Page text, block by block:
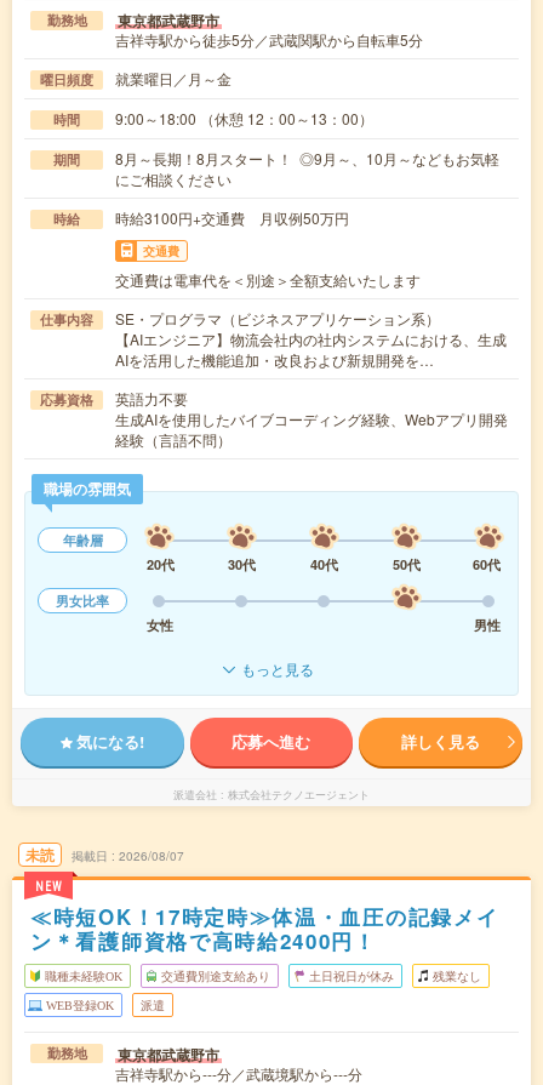
勤務地 東京都武蔵野市
吉祥寺駅から徒歩5分／武蔵関駅から自転車5分
曜日頻度 就業曜日／月～金
時間 9:00～18:00 （休憩 12：00～13：00）
期間
8月～長期！8月スタート！ ◎9月～、10月～などもお気軽
にご相談ください
時給 時給3100円+交通費 月収例50万円
交通費
交通費は電車代を＜別途＞全額支給いたします
仕事内容
SE・プログラマ（ビジネスアプリケーション系）
【AIエンジニア】物流会社内の社内システムにおける、生成
AIを活用した機能追加・改良および新規開発を…
応募資格
英語力不要
生成AIを使用したバイブコーディング経験、Webアプリ開発
経験（言語不問）
職場の雰囲気
年齢層
20代
30代 40代 50代
60代
男女比率
女性
男性
もっと見る
気になる! 応募へ進む 詳しく見る
派遣会社 株式会社テクノエージェント
未読
NEW
掲載日 2026/08/07
≪時短OK！17時定時≫体温・血圧の記録メイ
ン＊看護師資格で高時給2400円！
職種未経験OK 交通費別途支給あり 土日祝日が休み 残業なし
WEB登録OK 派遣
勤務地 東京都武蔵野市
吉祥寺駅から---分／武蔵境駅から---分